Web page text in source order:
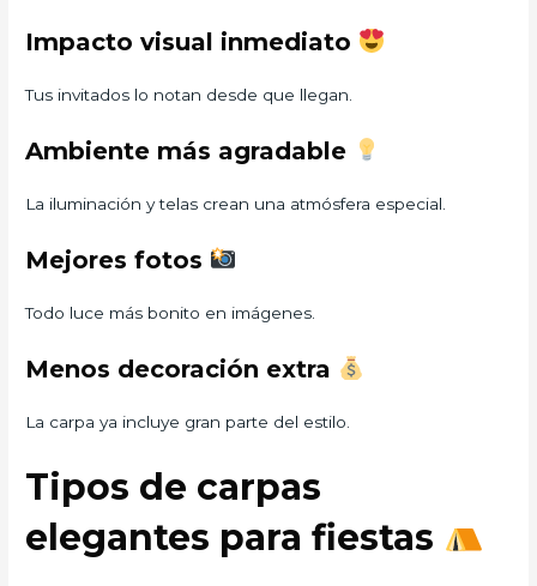
Impacto visual inmediato
Tus invitados lo notan desde que llegan.
Ambiente más agradable
La iluminación y telas crean una atmósfera especial.
Mejores fotos
Todo luce más bonito en imágenes.
Menos decoración extra
La carpa ya incluye gran parte del estilo.
Tipos de carpas
elegantes para fiestas